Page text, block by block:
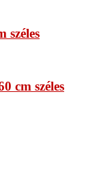
széles
cm széles